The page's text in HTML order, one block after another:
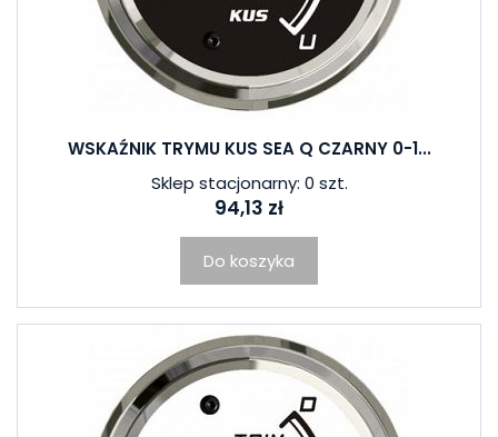
WSKAŹNIK TRYMU KUS SEA Q CZARNY 0-1...
Sklep stacjonarny: 0 szt.
94,13 zł
Do koszyka